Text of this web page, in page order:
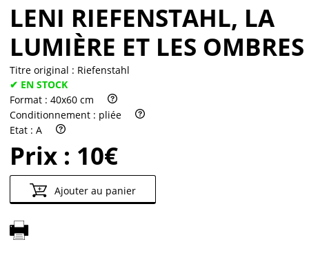
LENI RIEFENSTAHL, LA
LUMIÈRE ET LES OMBRES
Titre original : Riefenstahl
✔ EN STOCK
Format : 40x60 cm
Conditionnement : pliée
Etat : A
Prix : 10€
Ajouter au panier